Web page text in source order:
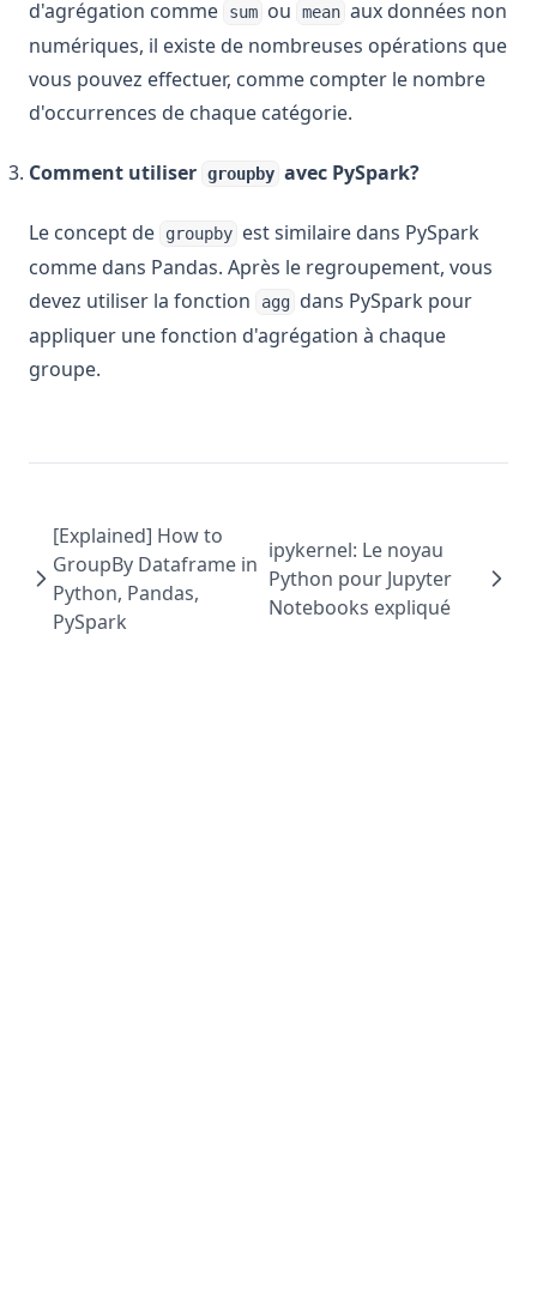
d'agrégation comme
sum ou mean aux données non
numériques, il existe de nombreuses opérations que
vous pouvez effectuer, comme compter le nombre
d'occurrences de chaque catégorie.
Comment utiliser groupby avec PySpark?
Le concept de groupby est similaire dans PySpark
comme dans Pandas. Après le regroupement, vous
devez utiliser la fonction
agg dans PySpark pour
appliquer une fonction d'agrégation à chaque
groupe.
[Explained] How to
GroupBy Dataframe in
Python, Pandas,
PySpark
ipykernel: Le noyau
Python pour Jupyter
Notebooks expliqué